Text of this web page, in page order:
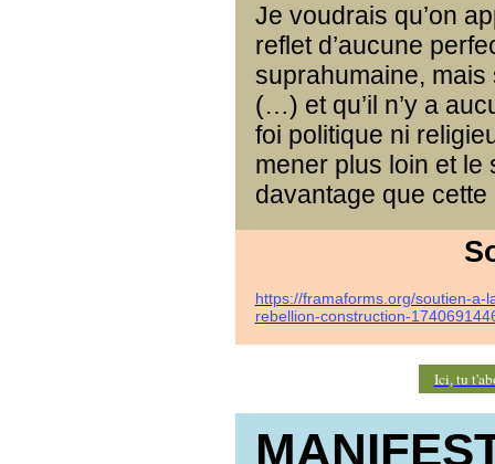
Je voudrais qu’on
reflet d’aucune
suprahumaine,
(…) et qu’il n’y a
foi politique ni
mener plus loin et le
davantage que
https://framaforms.org/soutien-a-
rebellion-construction-
Ici, tu